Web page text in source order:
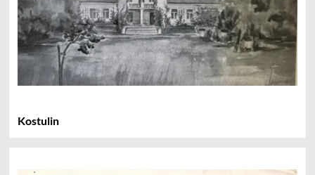
Kostulin